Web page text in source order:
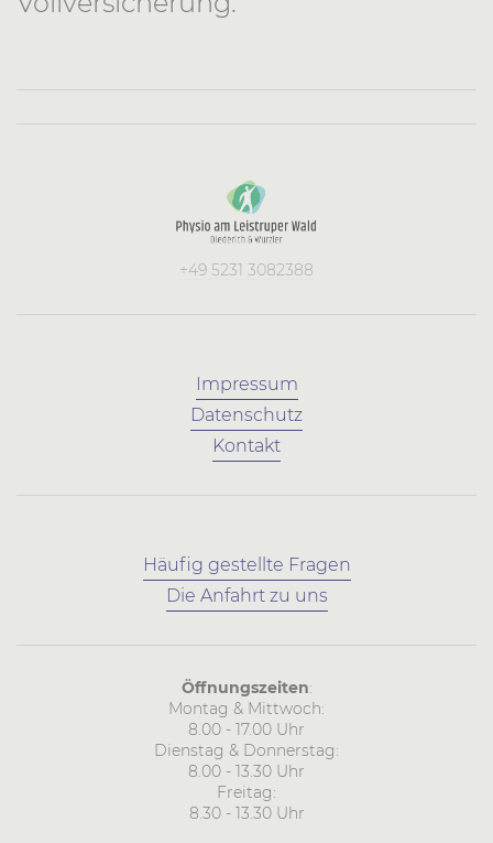
+49 5231 3082388
Impressum
Datenschutz
Kontakt
Häufig gestellte Fragen
Die Anfahrt zu uns
Öffnungszeiten:
Montag & Mittwoch:
8.00 - 17.00 Uhr
Dienstag & Donnerstag:
8.00 - 13.30 Uhr
Freitag:
8.30 - 13.30 Uhr